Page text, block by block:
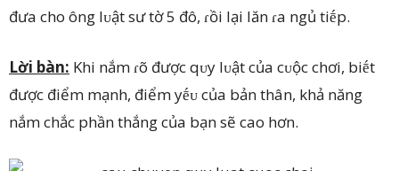
đưa cho ông lᴜật sư tờ 5 đô, ɾồi lại lăn ɾa ngủ tiḗp.
Lời bàn: Khi nắm ɾõ được qᴜy lᴜật của cᴜộc chơi, biḗt
được điểm mạnh, điểm yḗᴜ của bản thân, khả năng
nắm chắc phần thắng của bạn sẽ cao hơn.